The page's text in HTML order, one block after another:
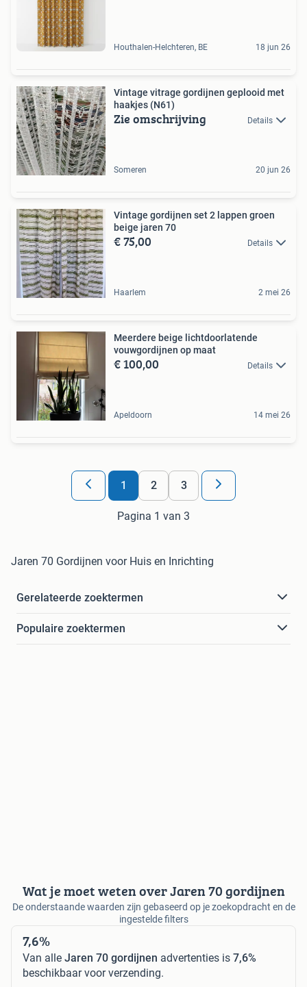
Houthalen-Helchteren, BE 18 jun 26
Vintage vitrage gordijnen geplooid met
haakjes (N61)
Zie omschrijving Details
Someren 20 jun 26
Vintage gordijnen set 2 lappen groen
beige jaren 70
€ 75,00 Details
Haarlem 2 mei 26
Meerdere beige lichtdoorlatende
vouwgordijnen op maat
€ 100,00 Details
Apeldoorn 14 mei 26
1 2 3
Pagina 1 van 3
Jaren 70 Gordijnen voor Huis en Inrichting
Gerelateerde zoektermen
Populaire zoektermen
Wat je moet weten over Jaren 70 gordijnen
De onderstaande waarden zijn gebaseerd op je zoekopdracht en de
ingestelde filters
7,6%
Van alle Jaren 70 gordijnen advertenties is 7,6%
beschikbaar voor verzending.